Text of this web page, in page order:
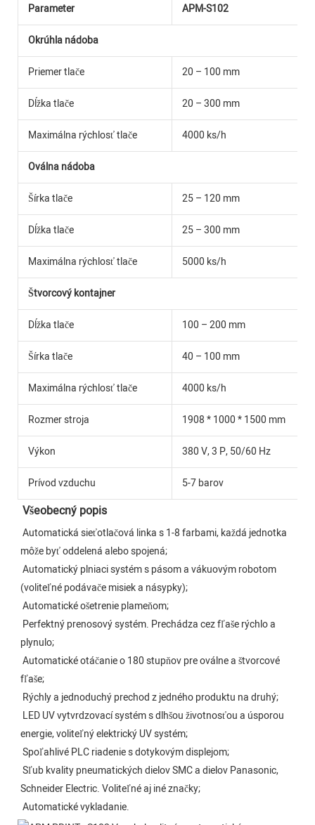
Parameter APM-S102
Okrúhla nádoba
Priemer tlače 20 – 100 mm
Dĺžka tlače 20 – 300 mm
Maximálna rýchlosť tlače 4000 ks/h
Oválna nádoba
Šírka tlače 25 – 120 mm
Dĺžka tlače 25 – 300 mm
Maximálna rýchlosť tlače 5000 ks/h
Štvorcový kontajner
Dĺžka tlače 100 – 200 mm
Šírka tlače 40 – 100 mm
Maximálna rýchlosť tlače 4000 ks/h
Rozmer stroja 1908 * 1000 * 1500 mm
Výkon 380 V, 3 P, 50/60 Hz
Prívod vzduchu 5-7 barov
Všeobecný popis
Automatická sieťotlačová linka s 1-8 farbami, každá jednotka
môže byť oddelená alebo spojená;
(voliteľné podávače misiek a násypky);
Automatické ošetrenie plameňom;
plynulo;
fľaše;
Rýchly a jednoduchý prechod z jedného produktu na druhý;
energie, voliteľný elektrický UV systém;
Spoľahlivé PLC riadenie s dotykovým displejom;
Schneider Electric. Voliteľné aj iné značky;
Automatické vykladanie.